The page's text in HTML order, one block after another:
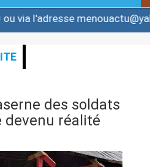
menouactu@yahoo.com
des soldats
devenu réalité